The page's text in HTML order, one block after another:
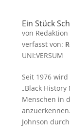
Ein Stück
von Redaktion
verfasst von:
UNI:VERSUM
Seit 1976
„Black
Menschen in
Johnson